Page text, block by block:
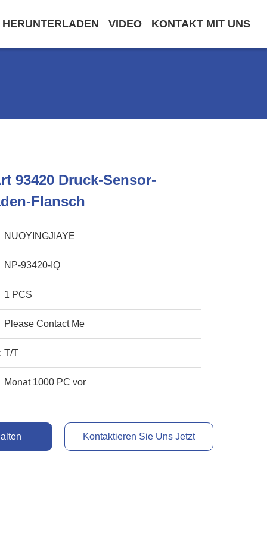
HERUNTERLADEN VIDEO KONTAKT MIT UNS
93420 Druck-Sensor-
Flansch
NUOYINGJIAYE
NP-93420-IQ
1 PCS
Please Contact Me
T/T
Monat 1000 PC vor
Kontaktieren Sie Uns Jetzt